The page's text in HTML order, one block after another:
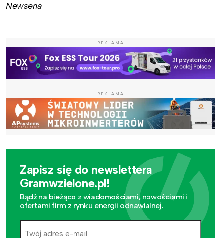
Newseria
REKLAMA
REKLAMA
Zapisz się do newslettera
Gramwzielone.pl!
Bądź na bieżąco z wiadomościami, nowościami i
ofertami firm z rynku energii odnawialnej.